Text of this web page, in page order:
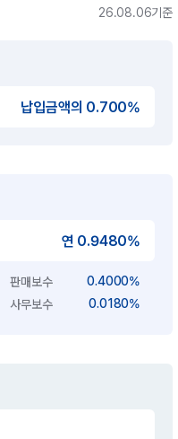
26.08.06기준
납입금액의 0.700%
연 0.9480%
판매보수
0.4000%
사무보수 0.0180%